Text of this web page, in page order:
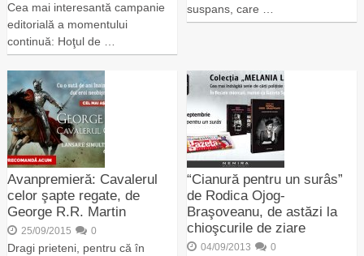
Cea mai interesantă campanie
editorială a momentului
continuă: Hoţul de …
suspans, care …
Avanpremieră: Cavalerul
celor şapte regate, de
George R.R. Martin
25/09/2015 0
Dragi prieteni, pentru că în
“Cianură pentru un surâs”
de Rodica Ojog-
Braşoveanu, de astăzi la
chioşcurile de ziare
04/09/2013 0